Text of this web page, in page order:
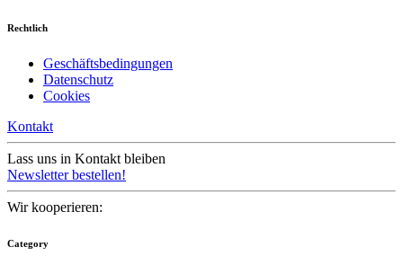
Rechtlich
Geschäftsbedingungen
Datenschutz
Cookies
Kontakt
Lass uns in Kontakt bleiben
Newsletter bestellen!
Wir kooperieren:
Category